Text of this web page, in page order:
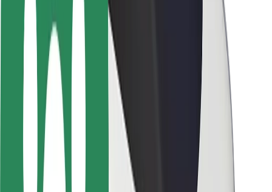
Sécurité des passagers
Sécurité des chauffeurs
Sécurité à trottinette
Safety Lab
Villes
Emplacements
Solutions pour les villes
Aéroports
Stations de charge Bolt